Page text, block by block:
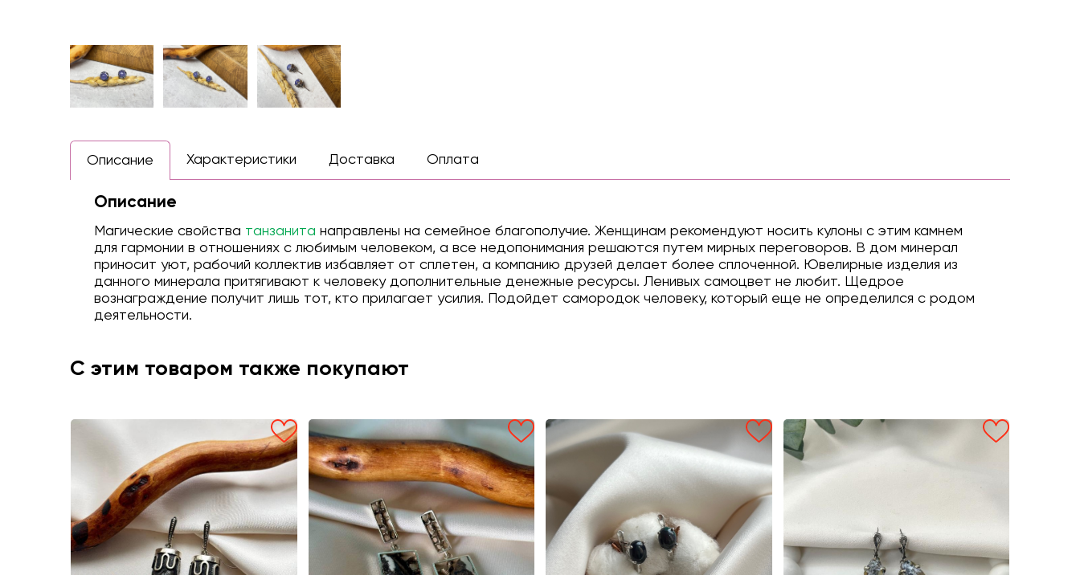
Описание Характеристики Доставка Оплата
Описание
Магические свойства танзанита направлены на семейное благополучие. Женщинам рекомендуют носить кулоны с этим камнем
для гармонии в отношениях с любимым человеком, а все недопонимания решаются путем мирных переговоров. В дом минерал
приносит уют, рабочий коллектив избавляет от сплетен, а компанию друзей делает более сплоченной. Ювелирные изделия из
данного минерала притягивают к человеку дополнительные денежные ресурсы. Ленивых самоцвет не любит. Щедрое
вознаграждение получит лишь тот, кто прилагает усилия. Подойдет самородок человеку, который еще не определился с родом
деятельности.
С этим товаром также покупают